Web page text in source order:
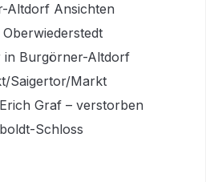
Altdorf Ansichten
in Burgörner-Altdorf
Saigertor/Markt
Graf – verstorben
Schloss